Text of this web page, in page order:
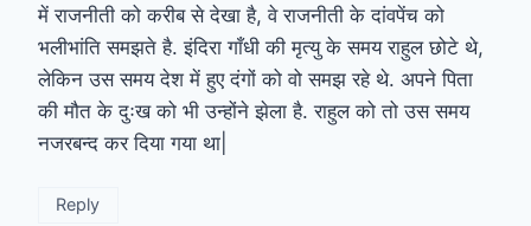
में राजनीती को करीब से देखा है, वे राजनीती के दांवपेंच को
भलीभांति समझते है. इंदिरा गाँधी की मृत्यु के समय राहुल छोटे थे,
लेकिन उस समय देश में हुए दंगों को वो समझ रहे थे. अपने पिता
की मौत के दुःख को भी उन्होंने झेला है. राहुल को तो उस समय
नजरबन्द कर दिया गया था|
Reply